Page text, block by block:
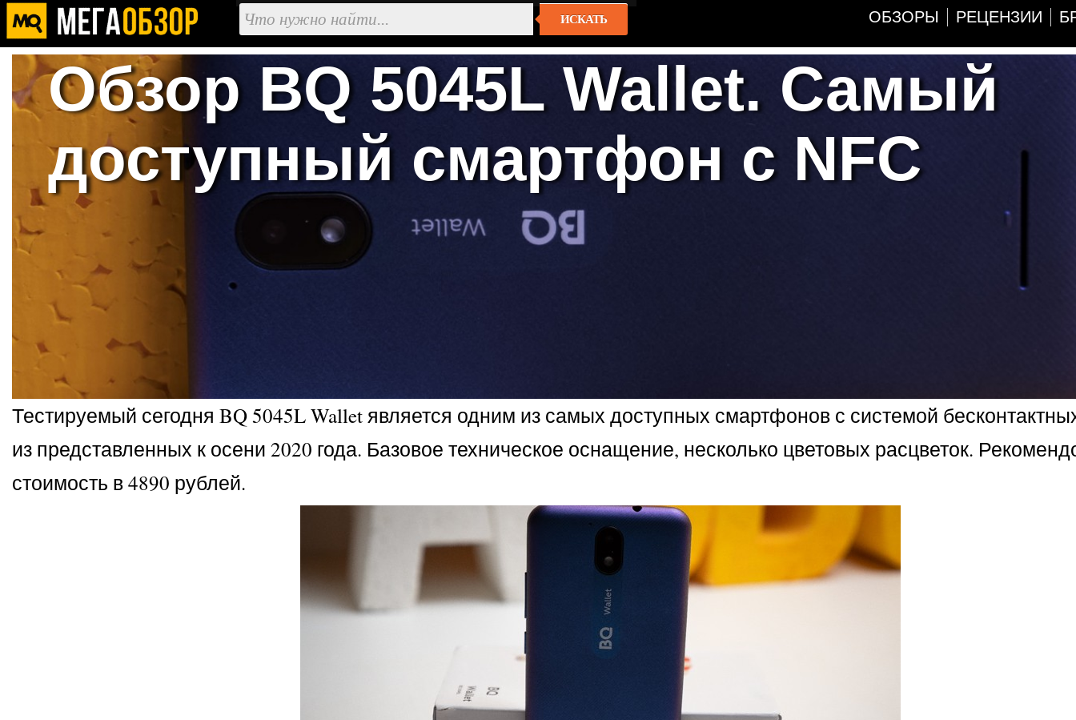
ИСКАТЬ ОБЗОРЫ РЕЦЕНЗИИ
Обзор BQ 5045L Wallet. Самый
доступный смартфон с NFC
Тестируемый сегодня BQ 5045L Wallet является одним из самых доступных смартфонов с системой
из представленных к осени 2020 года. Базовое техническое оснащение, несколько цветовых расцветок.
стоимость в 4890 рублей.